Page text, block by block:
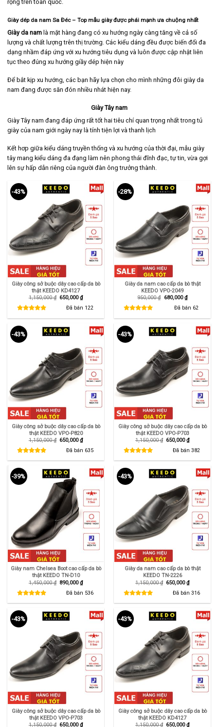
rộng trên toàn quốc.
Giày dép da nam Sa Đéc – Top mẫu giày được phái mạnh ưa chuộng nhất
Giày da nam là mặt hàng đang có xu hướng ngày càng tăng về cả số
lượng và chất lượng trên thị trường. Các kiểu dáng đều được biến đổi đa
dạng nhầm đáp ứng với xu hướng tiêu dụng và luôn được cập nhật liên
tục theo đúng xu hướng giầy dép hiện này
Để bắt kịp xu hướng, các bạn hãy lựa chọn cho mình những đôi giày da
nam đang được săn đón nhiều nhát hiện nay.
Giày Tây nam
Giày Tây nam đang đáp ứng rất tốt hai tiêu chí quan trọng nhất trong tủ
giày của nam giới ngày nay là tính tiện lợi và thanh lịch
Kết hơp giữa kiểu dáng truyền thống và xu hướng của thời đại, mẫu giày
tây mang kiểu dáng đa đạng làm nên phong thái đĩnh đạc, tự tin, vừa gợi
lên sự hấp dẫn riêng của người đàn ông trưởng thành.
-43%
Giày công sở buộc dây cao cấp da bò
thật KEEDO KD4127
1,150,000₫ Giá
650,000₫Giá
hiện
tại
Đã bán 122
-28%
Giày da nam cao cấp da bò thật
KEEDO VPO-2049
950,000₫ Giá
680,000₫Giá
hiện
tại
Đã bán 62
-43%
Giày công sở buộc dây cao cấp da bò
thật KEEDO VPO-P820
1,150,000₫ Giá
1,150,000 ₫.
650,000₫Giá
hiện
tại
là:
650,000 ₫.
Đã bán 635
-43%
Giày công sở buộc dây cao cấp da bò
thật KEEDO VPO-P703
1,150,000₫ Giá
1,150,000 ₫.
650,000₫Giá
hiện
tại
là:
650,000 ₫.
Đã bán 382
-39%
Giày nam Chelsea Boot cao cấp da bò
thật KEEDO TN-D10
1,450,000₫ Giá
1,450,000 ₫.
890,000₫Giá
hiện
tại
là:
Đã bán 536
-43%
Giày da nam cao cấp da bò thật
KEEDO TN-2226
1,150,000₫ Giá
1,150,000 ₫.
650,000₫Giá
hiện
tại
là:
Đã bán 316
-43%
Giày công sở buộc dây cao cấp da bò
thật KEEDO VPO-P703
1,150,000₫ Giá
650,000₫Giá
-43%
Giày công sở buộc dây cao cấp da bò
thật KEEDO KD4127
1,150,000₫ Giá
650,000₫Giá